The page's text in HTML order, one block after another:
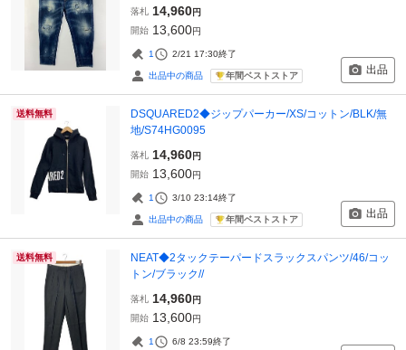
落札 14,960円
開始 13,600円
1 2/21 17:30終了
出品中の商品 年間ベストストア 出品
送料無料
DSQUARED2◆ジップパーカー/XS/コットン/BLK/無
地/S74HG0095
落札 14,960円
開始 13,600円
1 3/10 23:14終了
出品中の商品 年間ベストストア 出品
送料無料
NEAT◆2タックテーパードスラックスパンツ/46/コッ
トン/ブラック//
落札 14,960円
開始 13,600円
1 6/8 23:59終了